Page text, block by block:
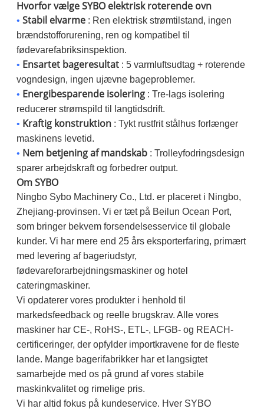
Hvorfor vælge SYBO elektrisk roterende ovn
•Stabil elvarme : Ren elektrisk strømtilstand, ingen
brændstofforurening, ren og kompatibel til
fødevarefabriksinspektion.
• Ensartet bageresultat : 5 varmluftsudtag + roterende
vogndesign, ingen ujævne bageproblemer.
• Energibesparende isolering : Tre-lags isolering
reducerer strømspild til langtidsdrift.
• Kraftig konstruktion : Tykt rustfrit stålhus forlænger
maskinens levetid.
• Nem betjening af mandskab : Trolleyfodringsdesign
sparer arbejdskraft og forbedrer output.
Om SYBO
Ningbo Sybo Machinery Co., Ltd. er placeret i Ningbo,
Zhejiang-provinsen. Vi er tæt på Beilun Ocean Port,
som bringer bekvem forsendelsesservice til globale
kunder. Vi har mere end 25 års eksporterfaring, primært
med levering af bageriudstyr,
fødevareforarbejdningsmaskiner og hotel
cateringmaskiner.
Vi opdaterer vores produkter i henhold til
markedsfeedback og reelle brugskrav. Alle vores
maskiner har CE-, RoHS-, ETL-, LFGB- og REACH-
certificeringer, der opfylder importkravene for de fleste
lande. Mange bagerifabrikker har et langsigtet
samarbejde med os på grund af vores stabile
maskinkvalitet og rimelige pris.
Vi har altid fokus på kundeservice. Hver SYBO